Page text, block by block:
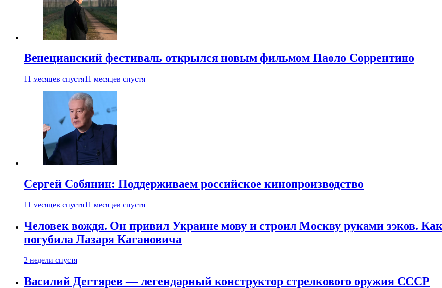
Венецианский фестиваль открылся новым фильмом Паоло Соррентино
11 месяцев спустя11 месяцев спустя
Сергей Собянин: Поддерживаем российское кинопроизводство
11 месяцев спустя11 месяцев спустя
Человек вождя. Он привил Украине мову и строил Москву руками зэков.
погубила Лазаря Кагановича
2 недели спустя
Василий Дегтярев — легендарный конструктор стрелкового оружия СССР